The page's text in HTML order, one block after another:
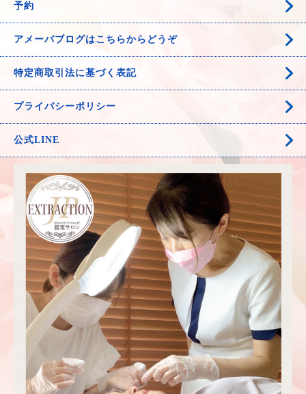
予約
アメーバブログはこちらからどうぞ
特定商取引法に基づく表記
プライバシーポリシー
公式LINE